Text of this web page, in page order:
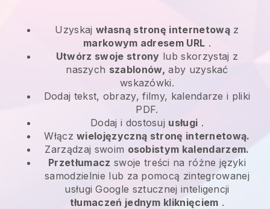
Uzyskaj własną stronę internetowąz
markowym adresem URL .
Utwórz swoje strony lub skorzystaj z
naszych szablonów, aby uzyskać
wskazówki.
Dodaj tekst, obrazy, filmy, kalendarze i pliki
PDF.
Dodaj i dostosuj usługi .
Włączwielojęzyczną stronę internetową.
Zarządzaj swoim osobistym kalendarzem.
Przetłumacz swoje treści na różne języki
samodzielnie lub za pomocą zintegrowanej
usługi Google sztucznej inteligencji
tłumaczeń jednym kliknięciem .